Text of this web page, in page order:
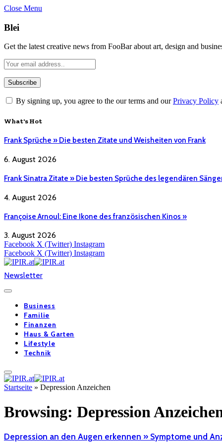
Close Menu
Blei
Get the latest creative news from FooBar about art, design and
By signing up, you agree to the our terms and ourPrivacy Policy
What's Hot
Frank Sprüche » Die besten Zitate und Weisheiten von Frank
6. August 2026
Frank Sinatra Zitate » Die besten Sprüche des legendären
4. August 2026
Françoise Arnoul: Eine Ikone des französischen Kinos »
3. August 2026
Facebook X (Twitter) Instagram
Facebook X (Twitter) Instagram
Newsletter
Business
Familie
Finanzen
Haus & Garten
Lifestyle
Technik
Startseite » Depression Anzeichen
Browsing: Depression
Depression an den Augen erkennen » Symptome und